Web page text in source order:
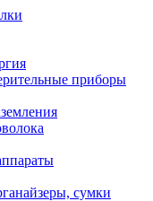
приборы
сумки